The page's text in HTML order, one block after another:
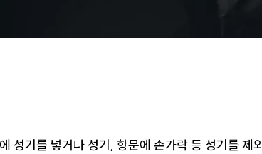
성기를 넣거나 성기, 항문에 손가락 등 성기를 제외